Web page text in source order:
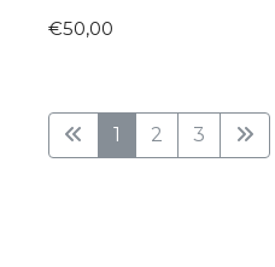
€50,00
1 2 3